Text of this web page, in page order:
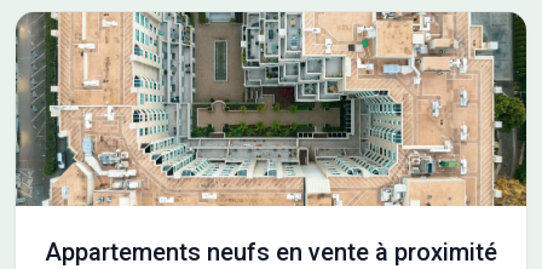
généreux, comme une pièce supplémentaire. Profitez
pleinement de votre cadre de vie, dedans comme dehors !
Des prestations complètes et modernes - Ascenseur -
Garage et parking - Vidéophone couleur - Local vélos -
Accessibilité PMR
Appartements neufs en vente à proximité